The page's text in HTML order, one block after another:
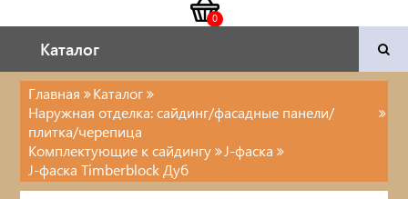
Каталог
Каталог
Двери и фурнитура
Наша продукция
Главная
Каталог
Наружная отделка: сайдинг/фасадные панели/
плитка/черепица
Комплектующие к сайдингу
J-фаска
J-фаска Timberblock Дуб